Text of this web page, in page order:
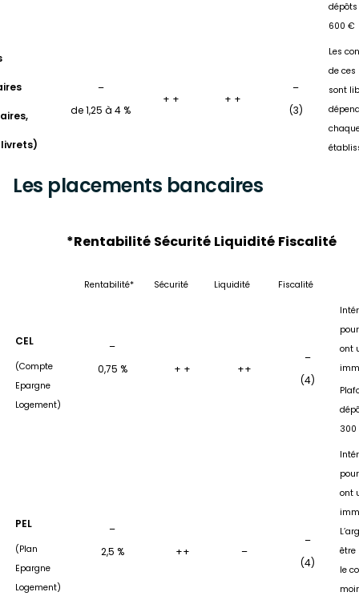
dépôts
600 €
–
de 1,25 à 4 %
+ + + +
–
(3)
Les
de ces
sont
Les placements bancaires
*Rentabilité Sécurité Liquidité Fiscalité
Rentabilité* Sécurité Liquidité Fiscalité
CEL
(Compte
Epargne
Logement)
–
0,75 %
+ + ++
–
(4)
ont
PEL
(Plan
Epargne
Logement)
–
2,5 %
++ –
–
(4)
ont
être
le